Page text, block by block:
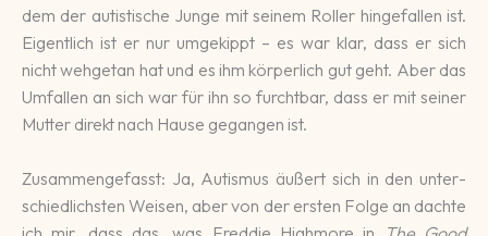
dem der autis­ti­sche Junge mit seinem Roller hin­ge­fallen ist.
Eigent­lich ist er nur um­ge­kippt – es war klar, dass er sich
nicht weh­ge­tan hat und es ihm kör­per­lich gut geht. Aber das
Um­fallen an sich war für ihn so furcht­bar, dass er mit seiner
Mutter di­rekt nach Hause gegan­gen ist.
Zusammen­ge­fasst: Ja, Autis­mus äußert sich in den unter­
schied­lichsten Wei­sen, aber von der ers­ten Folge an dachte